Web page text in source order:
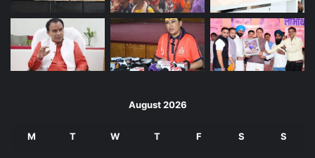
August 2026
M T W T F S S